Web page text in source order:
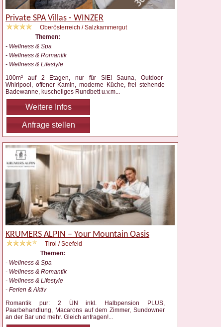
Private SPA Villas - WINZER
Oberösterreich / Salzkammergut
Themen:
- Wellness & Spa
- Wellness & Romantik
- Wellness & Lifestyle
100m² auf 2 Etagen, nur für SIE! Sauna, Outdoor-
Whirlpool, offener Kamin, moderne Küche, frei stehende
Badewanne, kuscheliges Rundbett u.v.m...
Weitere Infos
Anfrage stellen
KRUMERS ALPIN – Your Mountain Oasis
Tirol / Seefeld
Themen:
- Wellness & Spa
- Wellness & Romantik
- Wellness & Lifestyle
- Ferien & Aktiv
Romantik pur: 2 ÜN inkl. Halbpension PLUS,
Paarbehandlung, Macarons auf dem Zimmer, Sundowner
an der Bar und mehr. Gleich anfragen!...